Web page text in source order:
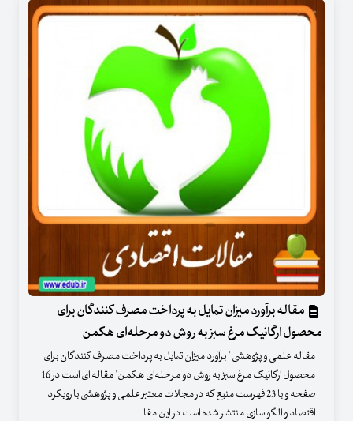
مقاله برآورد میزان تمایل به پرداخت مصرف کنندگان برای
محصول ارگانیک مرغ سبز به روش دو مرحله‌ای هکمن
مقاله علمی و پژوهشی " برآورد میزان تمایل به پرداخت مصرف کنندگان برای
محصول ارگانیک مرغ سبز به روش دو مرحله‌ای هکمن" مقاله ای است در 16
صفحه و با 23 فهرست منبع که در مجلات معتبر علمی و پژوهشی با رویکرد
اقتصاد و الگو سازی منتشر شده است در این مقا